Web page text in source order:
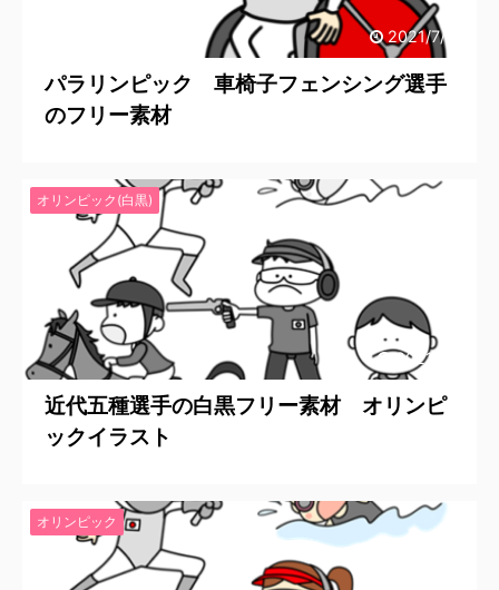
2021/7/19
パラリンピック 車椅子フェンシング選手
のフリー素材
2021/7/6
オリンピック(白黒)
近代五種選手の白黒フリー素材 オリンピ
ックイラスト
オリンピック